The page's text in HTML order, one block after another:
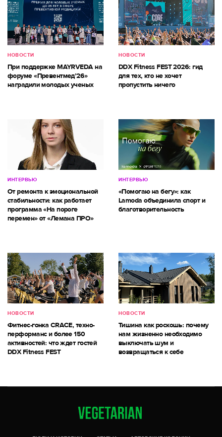
НОВОСТИ
При поддержке MAYRVEDA на
форуме «Превентмед’26»
наградили молодых ученых
НОВОСТИ
DDX Fitness FEST 2026: гид
для тех, кто не хочет
пропустить ничего
ИНТЕРВЬЮ
От ремонта к эмоциональной
стабильности: как работает
программа «На пороге
перемен» от «Лемана ПРО»
ИНТЕРВЬЮ
«Помогаю на бегу»: как
Lamoda объединила спорт и
благотворительность
НОВОСТИ
Фитнес-гонка CRACE, техно-
перформанс и более 150
активностей: что ждет гостей
DDX Fitness FEST
НОВОСТИ
Тишина как роскошь: почему
нам жизненно необходимо
выключать шум и
возвращаться к себе